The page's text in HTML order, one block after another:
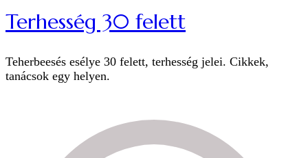
Terhesség 30 felett
Teherbeesés esélye 30 felett, terhesség jelei. Cikkek,
tanácsok egy helyen.